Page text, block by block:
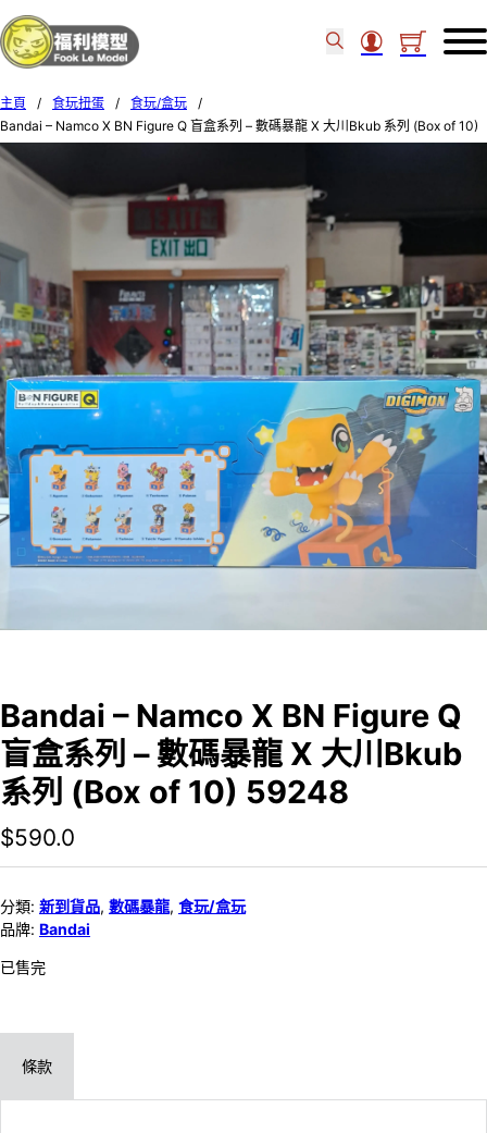
主頁 / 食玩扭蛋 / 食玩/盒玩
/
Bandai – Namco X BN Figure Q 盲盒系列 – 數碼暴龍 X 大川Bkub 系列 (Box of 10)
59248
Bandai – Namco X BN Figure Q
盲盒系列 – 數碼暴龍 X 大川Bkub
系列 (Box of 10) 59248
$590.0
分類: 新到貨品, 數碼暴龍, 食玩/盒玩
品牌: Bandai
已售完
條款